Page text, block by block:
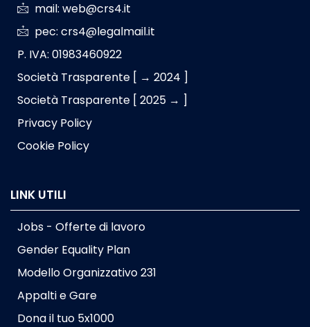
mail: web@crs4.it
pec: crs4@legalmail.it
P. IVA: 01983460922
Società Trasparente [ → 2024 ]
Società Trasparente [ 2025 → ]
Privacy Policy
Cookie Policy
LINK UTILI
Jobs - Offerte di lavoro
Gender Equality Plan
Modello Organizzativo 231
Appalti e Gare
Dona il tuo 5x1000